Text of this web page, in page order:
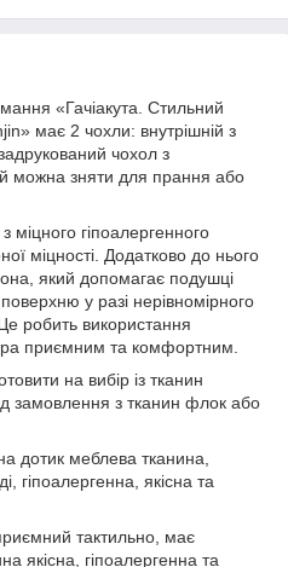
«Гачіакута. Стильний
має 2 чохли: внутрішній з
чохол з
можна зняти для прання або
міцного гіпоалергенного
міцності. Додатково до нього
який допомагає подушці
у разі нерівномірного
робить використання
приємним та комфортним.
на вибір із тканин
замовлення з тканин флок або
дотик меблева тканина,
гіпоалергенна, якісна та
тактильно, має
якісна, гіпоалергенна та